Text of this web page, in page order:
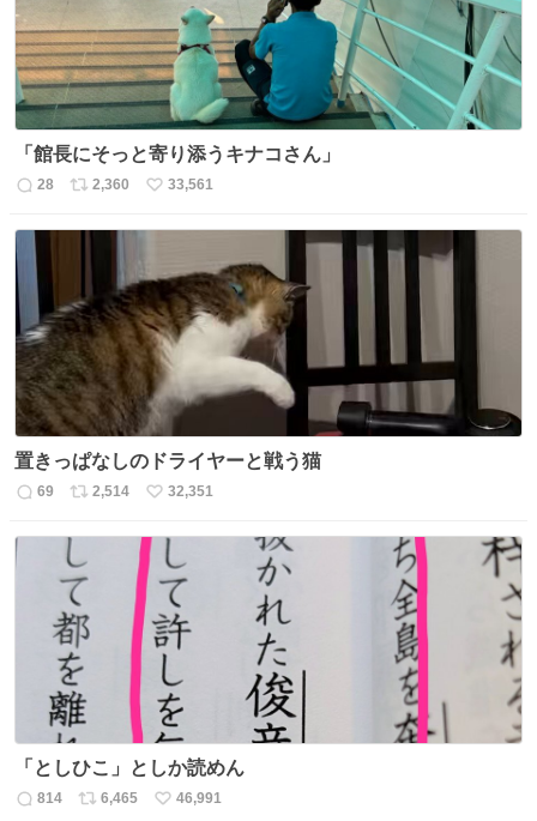
「館長にそっと寄り添うキナコさん」
返
数
28
リ
数
2,360
い
33,561
置きっぱなしのドライヤーと戦う猫
返
数
69
リ
ス
ト
数
2,514
い
ね
数
32,351
「としひこ」としか読めん
返
814
リ
6,465
い
46,991